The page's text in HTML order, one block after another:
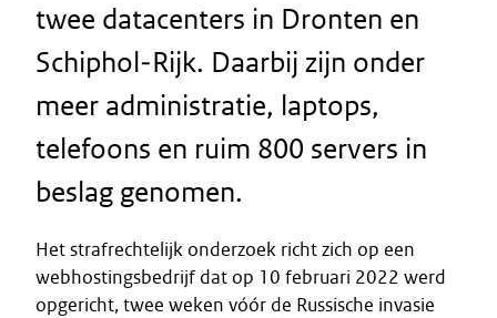
twee datacenters in Dronten en
Schiphol‑Rijk. Daarbij zijn onder
meer administratie, laptops,
telefoons en ruim 800 servers in
beslag genomen.
Het strafrechtelijk onderzoek richt zich op een
webhostingsbedrijf dat op 10 februari 2022 werd
opgericht, twee weken vóór de Russische invasie